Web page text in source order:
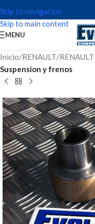
Skip to navigation
Skip to main content
MENU
Inicio RENAULT
Suspension y frenos